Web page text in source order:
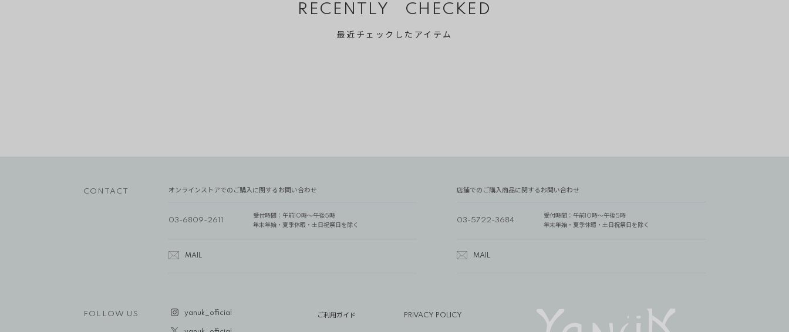
RECENTLY CHECKED
最近チェックしたアイテム
CONTACT オンラインストアでのご購入に関するお問い合わせ
03-6809-2611
受付時間：午前10時～午後5時
年末年始・夏季休暇・土日祝祭日を除く
MAIL
店舗でのご購入商品に関するお問い合わせ
03-5722-3684
受付時間：午前10時～午後5時
年末年始・夏季休暇・土日祝祭日を除く
MAIL
FOLLOW US yanuk_official ご利用ガイド PRIVACY POLICY